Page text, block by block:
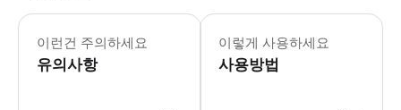
이런건 주의하세요
유의사항
• 특별함을 느끼게 해주는 옷과 소품
이렇게 사용하세요
사용방법